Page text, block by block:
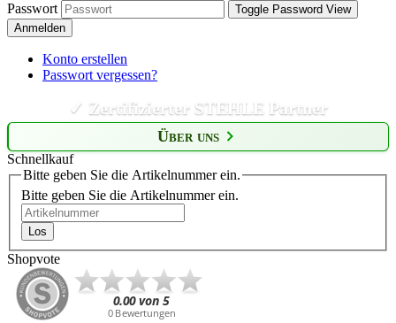
Passwort
Toggle Password View
Anmelden
Konto erstellen
Passwort vergessen?
✓ Zertifizierter STEHLE Partner
Über uns
Schnellkauf
Bitte geben Sie die Artikelnummer ein.
Bitte geben Sie die Artikelnummer ein.
Los
Shopvote